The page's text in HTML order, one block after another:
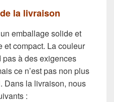
la livraison
emballage solide et
et compact. La couleur
à des exigences
ce n’est pas non plus
Dans la livraison, nous
: